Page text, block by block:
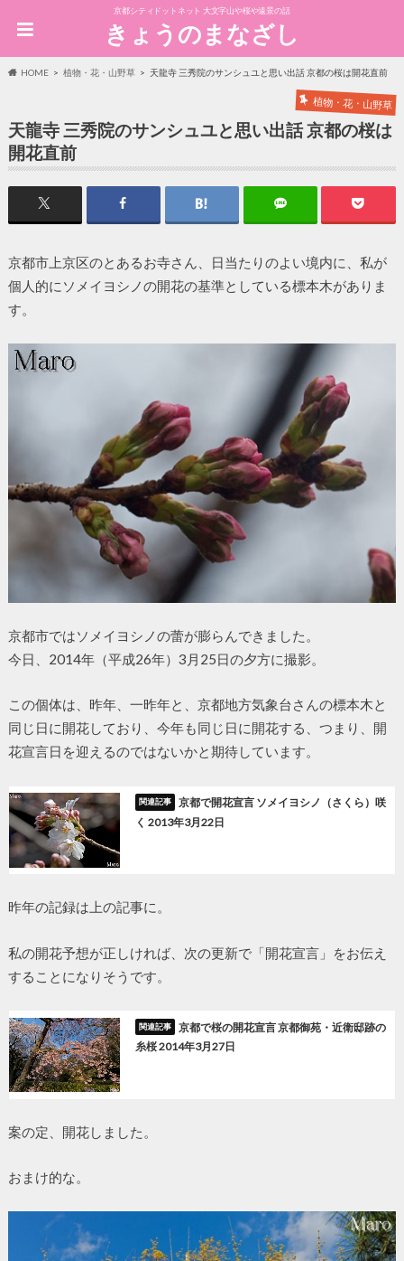
京都シティドットネット 大文字山や桜や遠景の話
きょうのまなざし
HOME 植物・花・山野草 天龍寺 三秀院のサンシュユと思い出話 京都の桜は開花直前
植物・花・山野草
天龍寺 三秀院のサンシュユと思い出話 京都の桜は
開花直前
京都市上京区のとあるお寺さん、日当たりのよい境内に、私が
個人的にソメイヨシノの開花の基準としている標本木がありま
す。
京都市ではソメイヨシノの蕾が膨らんできました。
今日、2014年（平成26年）3月25日の夕方に撮影。
この個体は、昨年、一昨年と、京都地方気象台さんの標本木と
同じ日に開花しており、今年も同じ日に開花する、つまり、開
花宣言日を迎えるのではないかと期待しています。
京都で開花宣言 ソメイヨシノ（さくら）咲
く 2013年3月22日
昨年の記録は上の記事に。
私の開花予想が正しければ、次の更新で「開花宣言」をお伝え
することになりそうです。
京都で桜の開花宣言 京都御苑・近衛邸跡の
糸桜 2014年3月27日
案の定、開花しました。
おまけ的な。